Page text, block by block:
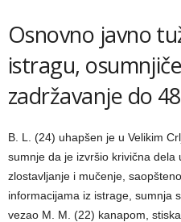
Osnovno javno
istragu,
zadržavanje do
B. L. (24) uhapšen je u Velikim
sumnje da je izvršio krivična dela
zlostavljanje i mučenje,
informacijama iz istrage, sumnja
vezao M. M. (22) kanapom,